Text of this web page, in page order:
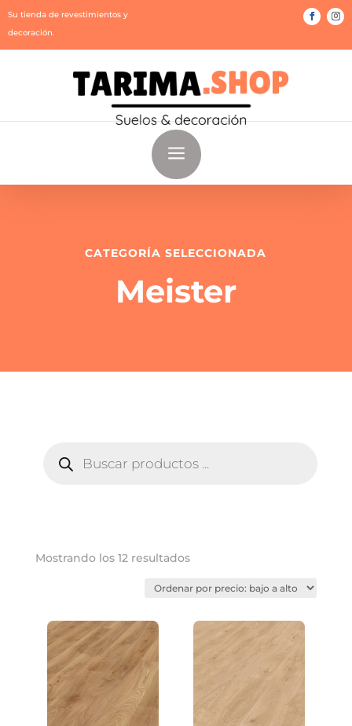
Su tienda de revestimientos y
decoración.
a
CATEGORÍA SELECCIONADA
Meister
PRODUCTOS
Mostrando los 12 resultadosOrdenado
precio:
a
alto